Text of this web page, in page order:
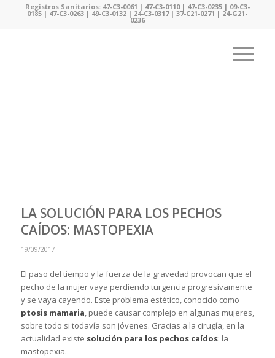
Registros Sanitarios: 47-C3-0061 | 47-C3-0110 | 47-C3-0235 | 09-C3-
0185 | 47-C3-0263 | 49-C3-0132 | 24-C3-0317 | 37-C21-0271 | 24-G21-
0236
LA SOLUCIÓN PARA LOS PECHOS
CAÍDOS: MASTOPEXIA
19/09/2017
El paso del tiempo y la fuerza de la gravedad provocan que el
pecho de la mujer vaya perdiendo turgencia progresivamente
y se vaya cayendo. Este problema estético, conocido como
ptosis mamaria, puede causar complejo en algunas mujeres,
sobre todo si todavía son jóvenes. Gracias a la cirugía, en la
actualidad existe solución para los pechos caídos: la
mastopexia.